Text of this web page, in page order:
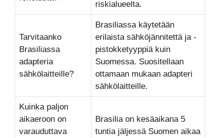
riskialueelta.
Tarvitaanko
Brasiliassa
adapteria
sähkölaitteille?
Brasiliassa käytetään
erilaista sähköjännitettä ja -
pistokketyyppiä kuin
Suomessa. Suositellaan
ottamaan mukaan adapteri
sähkölaitteille.
Kuinka paljon
aikaeroon on
varauduttava
Brasilia on kesäaikana 5
tuntia jäljessä Suomen aikaa